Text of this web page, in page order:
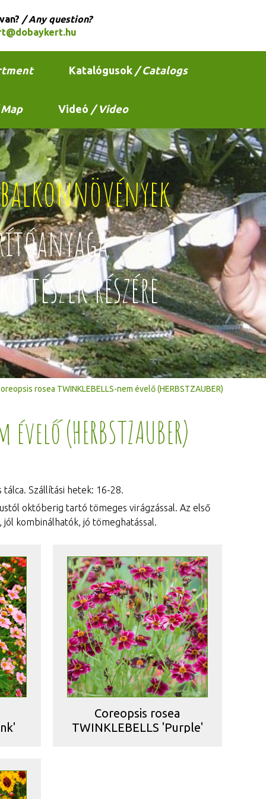
/ Any question?
Katalógusok / Catalogs
Videó / Video
részére
rosea TWINKLEBELLS-nem évelő (HERBSTZAUBER)
(HERBSTZAUBER)
Szállítási hetek: 16-28.
októberig tartó tömeges virágzással. Az első
kombinálhatók, jó tömeghatással.
Coreopsis rosea
TWINKLEBELLS 'Purple'